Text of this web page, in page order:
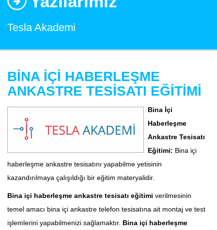
Tesla Akademi
BİNA İÇİ HABERLEŞME
ANKASTRE TESİSATI EĞİTİMİ
Bina İçi
Haberleşme
Ankastre Tesisatı
Eğitimi: Bina içi
haberleşme ankastre tesisatını yapabilme yetisinin
kazandırılmaya çalışıldığı bir eğitim materyalidir.
Bina içi haberleşme ankastre tesisatı eğitimi verilmesinin
temel amacı bina içi ankastre telefon tesisatına ait montaj ve test
işlemlerini yapabilmenizi sağlamaktır. Bina içi haberleşme